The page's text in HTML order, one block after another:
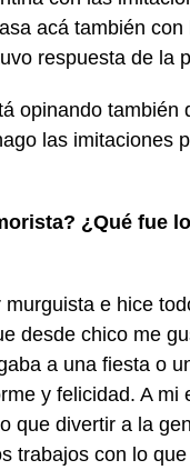
acá también
respuesta de la
opinando
las imitaciones
¿Qué fue
e hice
desde chico me
a una fiesta o
y felicidad. A
que divertir a la
trabajos con lo